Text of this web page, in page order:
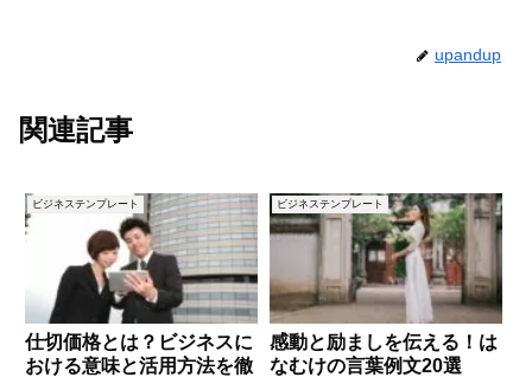
upandup
関連記事
ビジネステンプレート
仕切価格とは？ビジネスに
おける意味と活用方法を徹
ビジネステンプレート
感動と励ましを伝える！は
なむけの言葉例文20選